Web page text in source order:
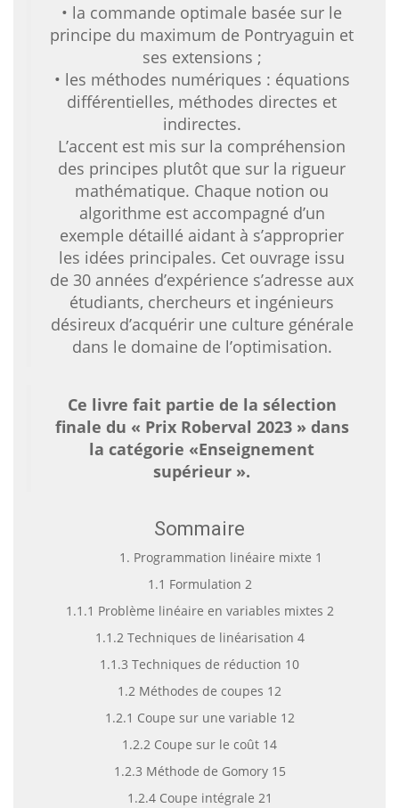
• la commande optimale basée sur le
principe du maximum de Pontryaguin et
ses extensions ;
• les méthodes numériques : équations
différentielles, méthodes directes et
indirectes.
L’accent est mis sur la compréhension
des principes plutôt que sur la rigueur
mathématique. Chaque notion ou
algorithme est accompagné d’un
exemple détaillé aidant à s’approprier
les idées principales. Cet ouvrage issu
de 30 années d’expérience s’adresse aux
étudiants, chercheurs et ingénieurs
désireux d’acquérir une culture générale
dans le domaine de l’optimisation.
Ce livre fait partie de la sélection
finale du « Prix Roberval 2023 » dans
la catégorie «Enseignement
supérieur ».
Sommaire
1. Programmation linéaire mixte 1
1.1 Formulation 2
1.1.1 Problème linéaire en variables mixtes 2
1.1.2 Techniques de linéarisation 4
1.1.3 Techniques de réduction 10
1.2 Méthodes de coupes 12
1.2.1 Coupe sur une variable 12
1.2.2 Coupe sur le coût 14
1.2.3 Méthode de Gomory 15
1.2.4 Coupe intégrale 21